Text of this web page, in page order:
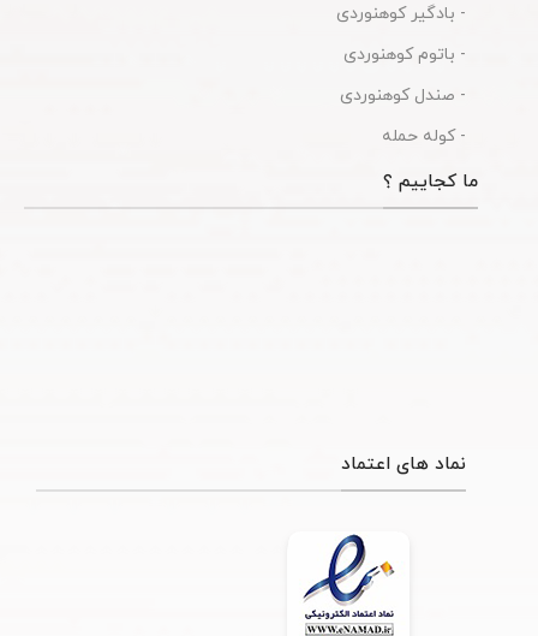
- بادگیر کوهنوردی
- باتوم کوهنوردی
- صندل کوهنوردی
- کوله حمله
ما کجاییم ؟
نماد های اعتماد